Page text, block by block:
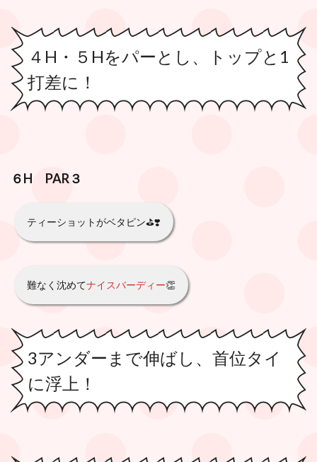
４H・５Hをパーとし、トップと1
打差に！
６H PAR３
ティーショットがベタピン⛳️❣️
難なく沈めてナイスバーディー👏
3アンダーまで伸ばし、首位タイ
に浮上！